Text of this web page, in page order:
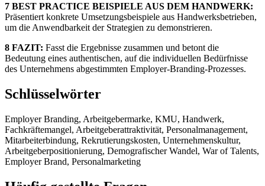
7 BEST PRACTICE BEISPIELE AUS DEM HANDWERK:
Präsentiert konkrete Umsetzungsbeispiele aus Handwerksbetrieben,
um die Anwendbarkeit der Strategien zu demonstrieren.
8 FAZIT: Fasst die Ergebnisse zusammen und betont die
Bedeutung eines authentischen, auf die individuellen Bedürfnisse
des Unternehmens abgestimmten Employer-Branding-Prozesses.
Schlüsselwörter
Employer Branding, Arbeitgebermarke, KMU, Handwerk,
Fachkräftemangel, Arbeitgeberattraktivität, Personalmanagement,
Mitarbeiterbindung, Rekrutierungskosten, Unternehmenskultur,
Arbeitgeberpositionierung, Demografischer Wandel, War of Talents,
Employer Brand, Personalmarketing